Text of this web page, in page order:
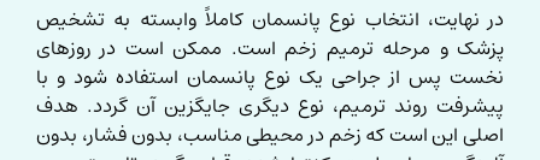
در نهایت، انتخاب نوع پانسمان کاملاً وابسته به تشخیص
پزشک و مرحله ترمیم زخم است. ممکن است در روزهای
نخست پس از جراحی یک نوع پانسمان استفاده شود و با
پیشرفت روند ترمیم، نوع دیگری جایگزین آن گردد. هدف
اصلی این است که زخم در محیطی مناسب، بدون فشار، بدون